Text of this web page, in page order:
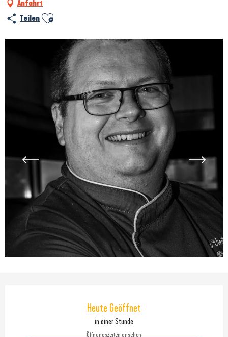
Anfahrt
Teilen Ajouter aux favoris
Öffnungszeiten & Kontaktdaten
Heute Geöffnet
in einer Stunde
Öffnungszeiten ansehen